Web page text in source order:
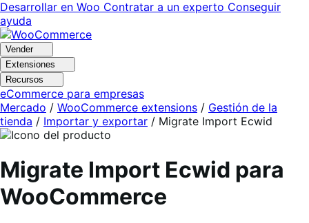
Ir
a
navegación
Saltar
al
contenido
Desarrollar en Woo Contratar a un experto Conseguir
ayuda
Vender
Extensiones
Recursos
eCommerce para empresas
Mercado / WooCommerce extensions / Gestión de la
tienda / Importar y exportar / Migrate Import Ecwid
Migrate Import Ecwid para
WooCommerce